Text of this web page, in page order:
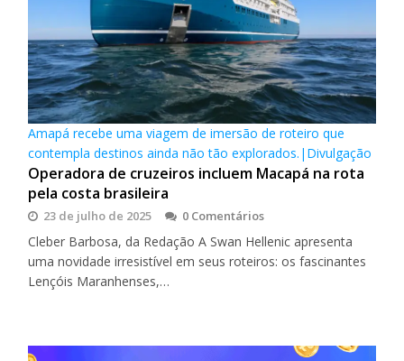
Amapá recebe uma viagem de imersão de roteiro que
contempla destinos ainda não tão explorados.|Divulgação
Operadora de cruzeiros incluem Macapá na rota
pela costa brasileira
23 de julho de 2025 0 Comentários
Cleber Barbosa, da Redação A Swan Hellenic apresenta
uma novidade irresistível em seus roteiros: os fascinantes
Lençóis Maranhenses,…